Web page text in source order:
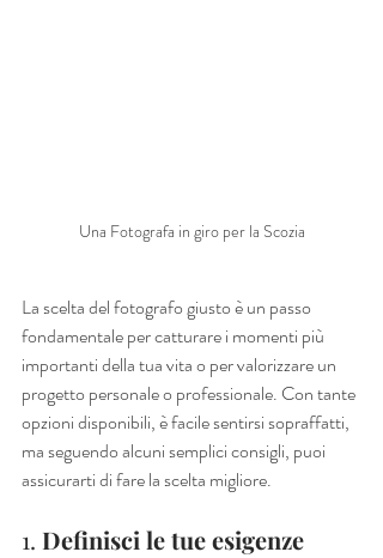
Una Fotografa in giro per la Scozia
La scelta del fotografo giusto è un passo
fondamentale per catturare i momenti più
importanti della tua vita o per valorizzare un
progetto personale o professionale. Con tante
opzioni disponibili, è facile sentirsi sopraffatti,
ma seguendo alcuni semplici consigli, puoi
assicurarti di fare la scelta migliore.
1. Definisci le tue esigenze